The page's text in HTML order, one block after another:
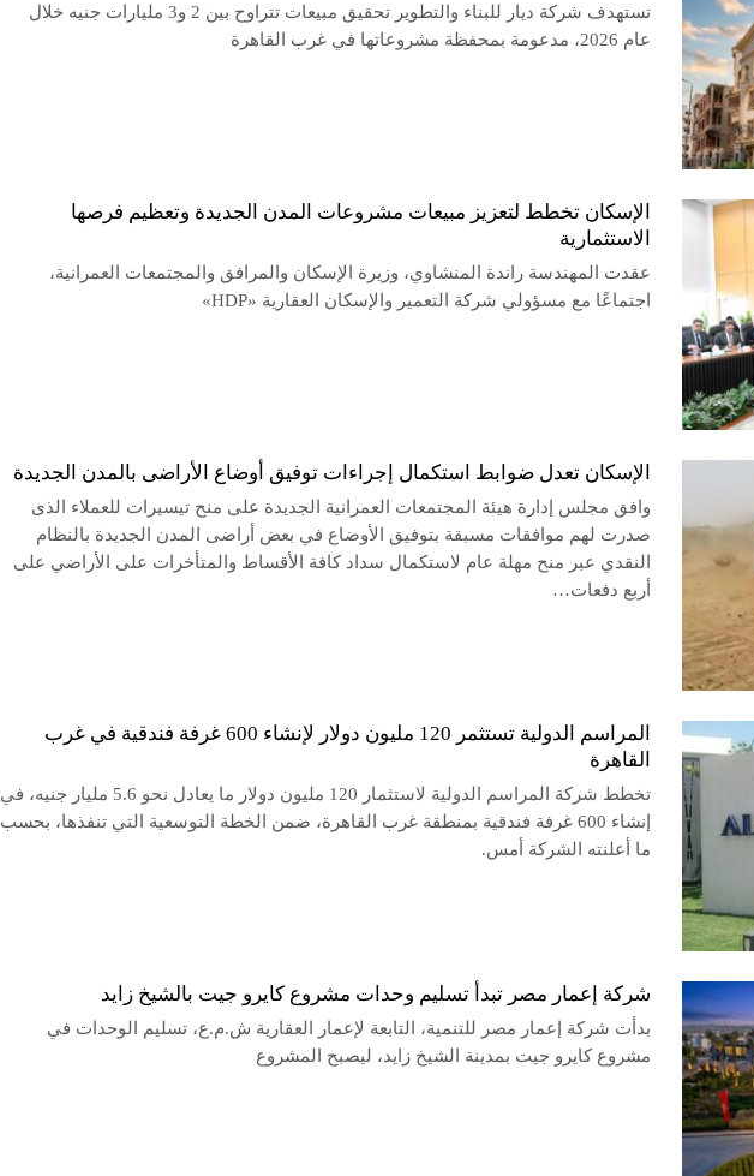
تستهدف شركة ديار للبناء والتطوير تحقيق مبيعات تتراوح بين 2 و3 مليارات جنيه خلال
عام 2026، مدعومة بمحفظة مشروعاتها في غرب القاهرة
الإسكان تخطط لتعزيز مبيعات مشروعات المدن الجديدة وتعظيم فرصها
الاستثمارية
عقدت المهندسة راندة المنشاوي، وزيرة الإسكان والمرافق والمجتمعات العمرانية،
اجتماعًا مع مسؤولي شركة التعمير والإسكان العقارية «HDP»
الإسكان تعدل ضوابط استكمال إجراءات توفيق أوضاع الأراضى بالمدن الجديدة
وافق مجلس إدارة هيئة المجتمعات العمرانية الجديدة على منح تيسيرات للعملاء الذى
صدرت لهم موافقات مسبقة بتوفيق الأوضاع في بعض أراضى المدن الجديدة بالنظام
النقدي عبر منح مهلة عام لاستكمال سداد كافة الأقساط والمتأخرات على الأراضي على
أربع دفعات…
المراسم الدولية تستثمر 120 مليون دولار لإنشاء 600 غرفة فندقية في غرب
القاهرة
تخطط شركة المراسم الدولية لاستثمار 120 مليون دولار ما يعادل نحو 5.6 مليار جنيه، في
إنشاء 600 غرفة فندقية بمنطقة غرب القاهرة، ضمن الخطة التوسعية التي تنفذها، بحسب
ما أعلنته الشركة أمس.
شركة إعمار مصر تبدأ تسليم وحدات مشروع كايرو جيت بالشيخ زايد
بدأت شركة إعمار مصر للتنمية، التابعة لإعمار العقارية ش.م.ع، تسليم الوحدات في
مشروع كايرو جيت بمدينة الشيخ زايد، ليصبح المشروع